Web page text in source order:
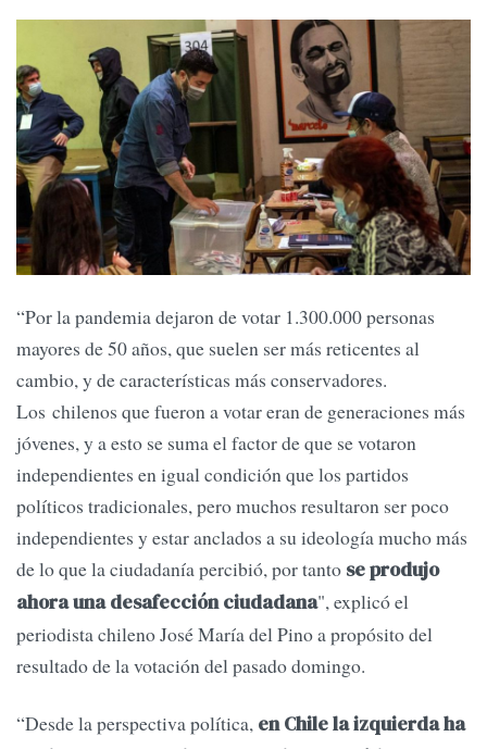
“Por la pandemia dejaron de votar 1.300.000 personas
mayores de 50 años, que suelen ser más reticentes al
cambio, y de características más conservadores.
Los chilenos que fueron a votar eran de generaciones más
jóvenes, y a esto se suma el factor de que se votaron
independientes en igual condición que los partidos
políticos tradicionales, pero muchos resultaron ser poco
independientes y estar anclados a su ideología mucho más
de lo que la ciudadanía percibió, por tanto se produjo
ahora una desafección ciudadana", explicó el
periodista chileno José María del Pino a propósito del
resultado de la votación del pasado domingo.
“Desde la perspectiva política, en Chile la izquierda ha